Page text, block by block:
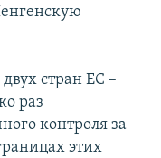
стран ЕС –
раз
контроля за
этих